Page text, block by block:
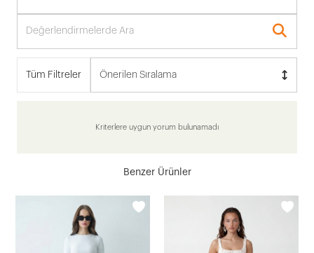
Tüm Filtreler Önerilen Sıralama
Kriterlere uygun yorum bulunamadı
Benzer Ürünler